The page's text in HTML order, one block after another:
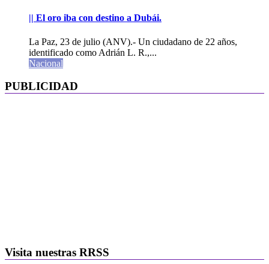
|| El oro iba con destino a Dubái.
La Paz, 23 de julio (ANV).- Un ciudadano de 22 años,
identificado como Adrián L. R.,...
Nacional
PUBLICIDAD
Visita nuestras RRSS